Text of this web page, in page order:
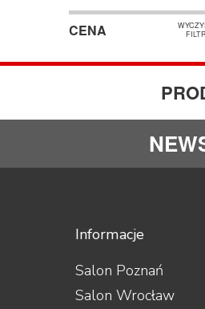
CENA
FILTR
Informacje
Salon Poznań
Salon Wrocław